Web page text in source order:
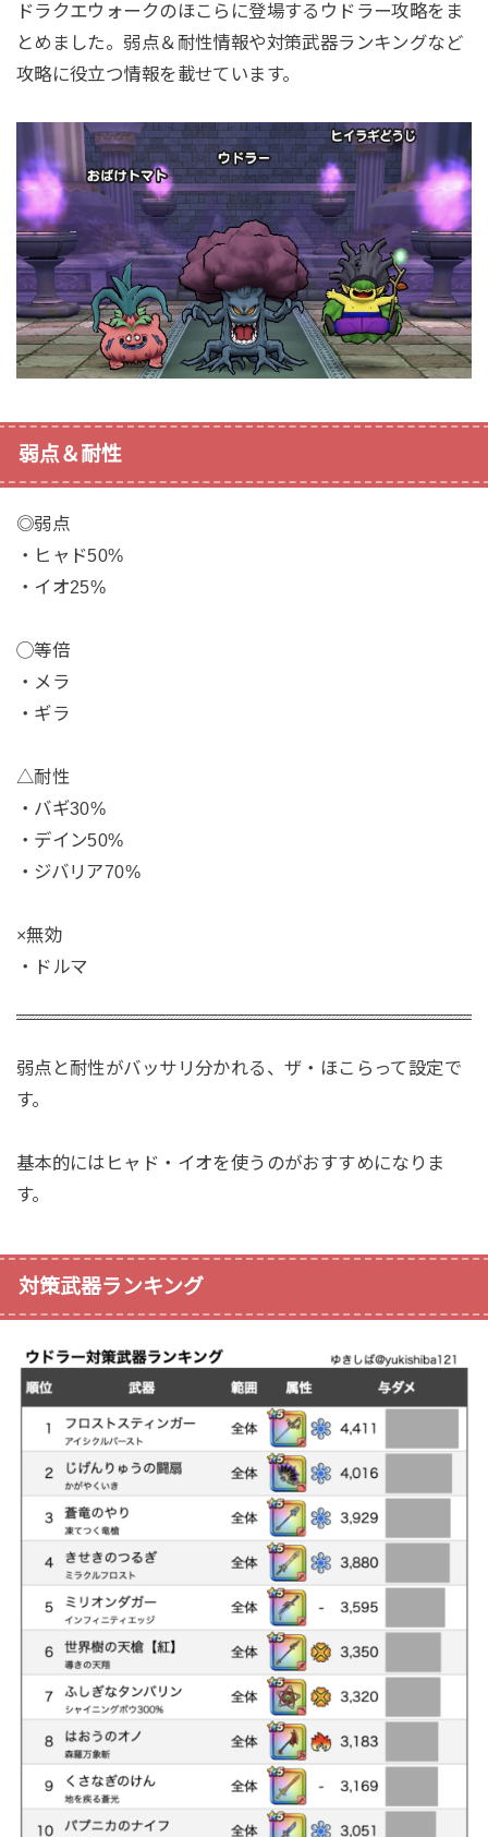
ドラクエウォークのほこらに登場するウドラー攻略をま
とめました。弱点＆耐性情報や対策武器ランキングなど
攻略に役立つ情報を載せています。
弱点＆耐性
◎弱点
・ヒャド50%
・イオ25%
◯等倍
・メラ
・ギラ
△耐性
・バギ30%
・デイン50%
・ジバリア70%
×無効
・ドルマ
弱点と耐性がバッサリ分かれる、ザ・ほこらって設定で
す。
基本的にはヒャド・イオを使うのがおすすめになりま
す。
対策武器ランキング